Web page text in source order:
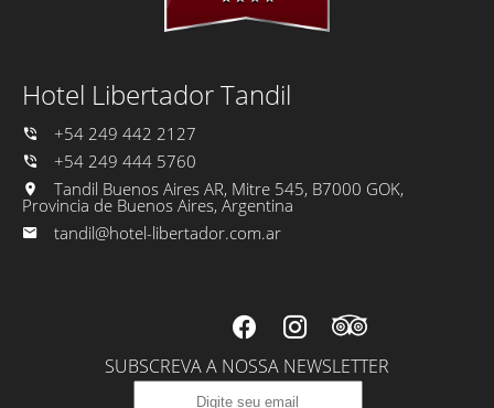
Hotel Libertador Tandil
+54 249 442 2127
+54 249 444 5760
Tandil Buenos Aires AR, Mitre 545, B7000 GOK,
Provincia de Buenos Aires, Argentina
tandil@hotel-libertador.com.ar
SUBSCREVA A NOSSA NEWSLETTER